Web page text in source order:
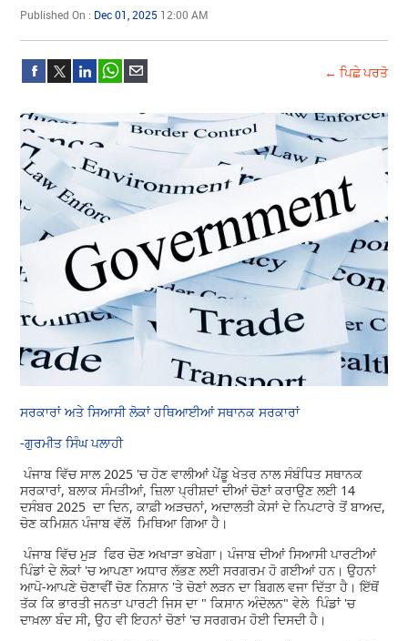
Published On : Dec 01, 2025 12:00 AM
← ਪਿਛੇ ਪਰਤੋ
ਸਰਕਾਰਾਂ ਅਤੇ ਸਿਆਸੀ ਲੋਕਾਂ ਹਥਿਆਈਆਂ ਸਥਾਨਕ ਸਰਕਾਰਾਂ
-ਗੁਰਮੀਤ ਸਿੰਘ ਪਲਾਹੀ
ਪੰਜਾਬ ਵਿੱਚ ਸਾਲ 2025 'ਚ ਹੋਣ ਵਾਲੀਆਂ ਪੇਂਡੂ ਖੇਤਰ ਨਾਲ ਸੰਬੰਧਿਤ ਸਥਾਨਕ
ਸਰਕਾਰਾਂ, ਬਲਾਕ ਸੰਮਤੀਆਂ, ਜ਼ਿਲਾ ਪ੍ਰੀਸ਼ਦਾਂ ਦੀਆਂ ਚੋਣਾਂ ਕਰਾਉਣ ਲਈ 14
ਦਸੰਬਰ 2025 ਦਾ ਦਿਨ, ਕਾਫ਼ੀ ਅੜਚਨਾਂ, ਅਦਾਲਤੀ ਕੇਸਾਂ ਦੇ ਨਿਪਟਾਰੇ ਤੋਂ ਬਾਅਦ,
ਚੋਣ ਕਮਿਸ਼ਨ ਪੰਜਾਬ ਵੱਲੋਂ ਮਿਥਿਆ ਗਿਆ ਹੈ।
ਪੰਜਾਬ ਵਿੱਚ ਮੁੜ ਫਿਰ ਚੋਣ ਅਖਾੜਾ ਭਖੇਗਾ। ਪੰਜਾਬ ਦੀਆਂ ਸਿਆਸੀ ਪਾਰਟੀਆਂ
ਪਿੰਡਾਂ ਦੇ ਲੋਕਾਂ 'ਚ ਆਪਣਾ ਅਧਾਰ ਲੱਭਣ ਲਈ ਸਰਗਰਮ ਹੋ ਗਈਆਂ ਹਨ। ਉਹਨਾਂ
ਆਪੋ-ਆਪਣੇ ਚੋਣਾਵੀਂ ਚੋਣ ਨਿਸ਼ਾਨ 'ਤੇ ਚੋਣਾਂ ਲੜਨ ਦਾ ਬਿਗਲ ਵਜਾ ਦਿੱਤਾ ਹੈ। ਇੱਥੋਂ
ਤੱਕ ਕਿ ਭਾਰਤੀ ਜਨਤਾ ਪਾਰਟੀ ਜਿਸ ਦਾ " ਕਿਸਾਨ ਅੰਦੋਲਨ" ਵੇਲੇ ਪਿੰਡਾਂ 'ਚ
ਦਾਖ਼ਲਾ ਬੰਦ ਸੀ, ਉਹ ਵੀ ਇਹਨਾਂ ਚੋਣਾਂ 'ਚ ਸਰਗਰਮ ਹੋਈ ਦਿਸਦੀ ਹੈ।